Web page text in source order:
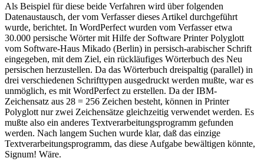
Als Beispiel für diese beide Verfahren wird über folgenden
Datenaustausch, der vom Verfasser dieses Artikel durchgeführt
wurde, berichtet. In WordPerfect wurden vom Verfasser etwa
30.000 persische Wörter mit Hilfe der Software Printer Polyglott
vom Software-Haus Mikado (Berlin) in persisch-arabischer Schrift
eingegeben, mit dem Ziel, ein rückläufiges Wörterbuch des Neu
persischen herzustellen. Da das Wörterbuch dreispaltig (parallel) in
drei verschiedenen Schrifttypen ausgedruckt werden mußte, war es
unmöglich, es mit WordPerfect zu erstellen. Da der IBM-
Zeichensatz aus 28 = 256 Zeichen besteht, können in Printer
Polyglott nur zwei Zeichensätze gleichzeitig verwendet werden. Es
mußte also ein anderes Textverarbeitungsprogramm gefunden
werden. Nach langem Suchen wurde klar, daß das einzige
Textverarbeitungsprogramm, das diese Aufgabe bewältigen könnte,
Signum! Wäre.